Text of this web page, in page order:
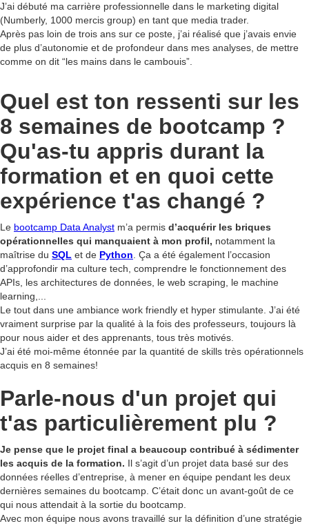
J’ai débuté ma carrière professionnelle dans le marketing digital
(Numberly, 1000 mercis group) en tant que media trader.
Après pas loin de trois ans sur ce poste, j’ai réalisé que j’avais envie
de plus d’autonomie et de profondeur dans mes analyses, de mettre
comme on dit “les mains dans le cambouis”.
Quel est ton ressenti sur les
8 semaines de bootcamp ?
Qu'as-tu appris durant la
formation et en quoi cette
expérience t'as changé ?
Le bootcamp Data Analyst m’a permis d’acquérir les briques
opérationnelles qui manquaient à mon profil, notamment la
maîtrise du SQL et de Python . Ça a été également l’occasion
d’approfondir ma culture tech, comprendre le fonctionnement des
APIs, les architectures de données, le web scraping, le machine
learning,...
Le tout dans une ambiance work friendly et hyper stimulante. J’ai été
vraiment surprise par la qualité à la fois des professeurs, toujours là
pour nous aider et des apprenants, tous très motivés.
J’ai été moi-même étonnée par la quantité de skills très opérationnels
acquis en 8 semaines!
Parle-nous d'un projet qui
t'as particulièrement plu ?
Je pense que le projet final a beaucoup contribué à sédimenter
les acquis de la formation. Il s’agit d’un projet data basé sur des
données réelles d’entreprise, à mener en équipe pendant les deux
dernières semaines du bootcamp. C’était donc un avant-goût de ce
qui nous attendait à la sortie du bootcamp.
Avec mon équipe nous avons travaillé sur la définition d’une stratégie